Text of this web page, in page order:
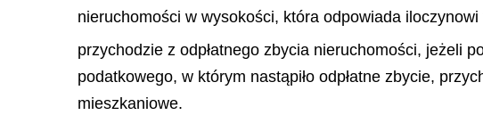
nieruchomości w wysokości, która odpowiada
przychodzie z odpłatnego zbycia nieruchomości, jeżeli
podatkowego, w którym nastąpiło odpłatne zbycie,
mieszkaniowe.